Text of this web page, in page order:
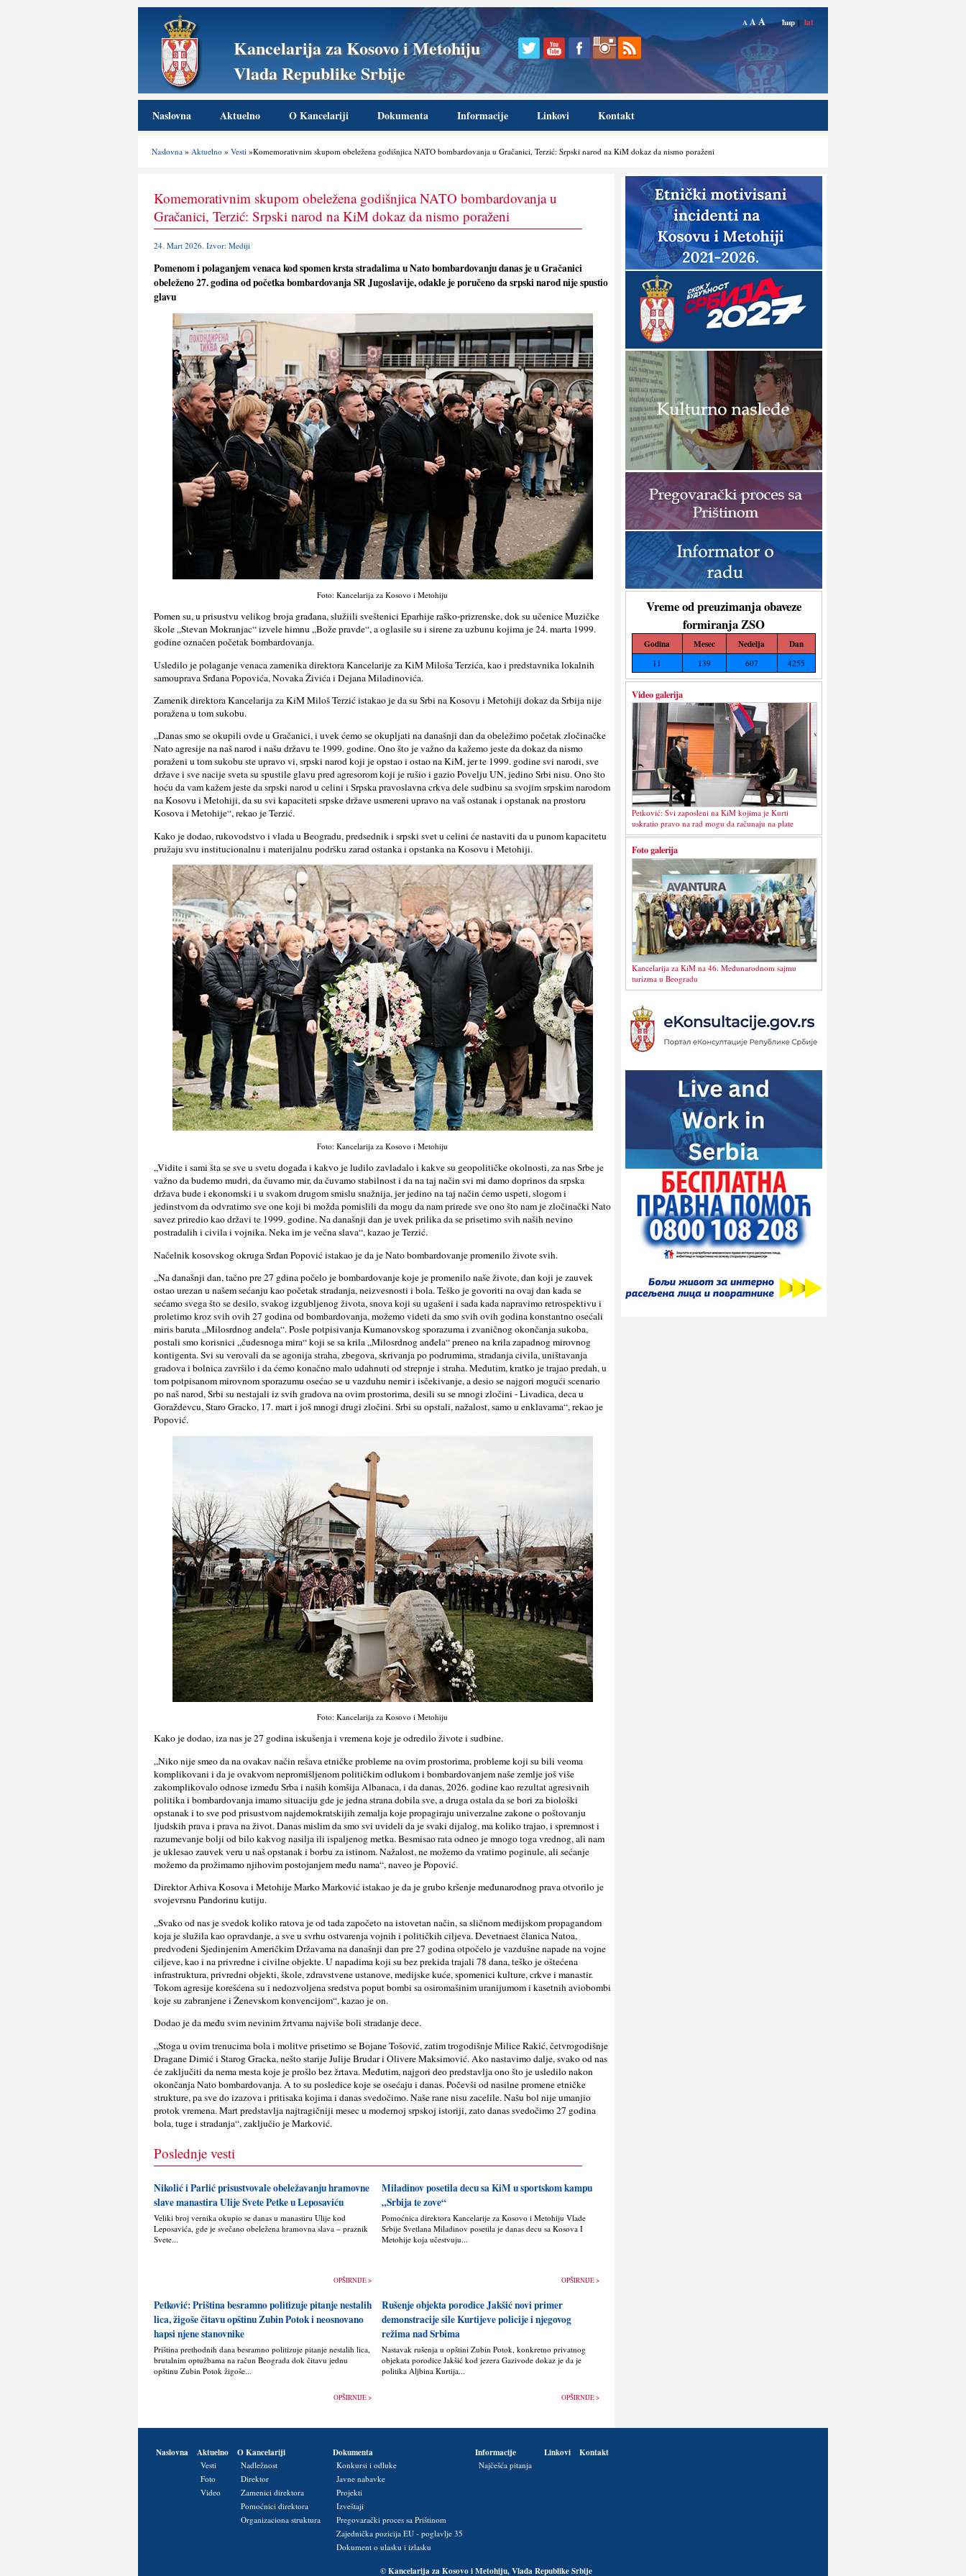
Kancelarija za Kosovo i Metohiju
Vlada Republike Srbije
A AA ћир | lat
Naslovna Aktuelno O Kancelariji Dokumenta Informacije Linkovi Kontakt
Naslovna »Aktuelno »Vesti »Komemorativnim skupom obeležena godišnjica NATO bombardovanja u Gračanici, Terzić: Srpski narod na KiM dokaz da nismo poraženi
Vreme od preuzimanja obaveze
formiranja ZSO
Godina Mesec Nedelja Dan
11 139 607 4255
Video galerija
Petković: Svi zaposleni na KiM kojima je Kurti
uskratio pravo na rad mogu da računaju na plate
Foto galerija
Kancelarija za KiM na 46. Međunarodnom sajmu
turizma u Beogradu
Komemorativnim skupom obeležena godišnjica NATO bombardovanja u
Gračanici, Terzić: Srpski narod na KiM dokaz da nismo poraženi
24. Mart 2026. Izvor: Mediji
Pomenom i polaganjem venaca kod spomen krsta stradalima u Nato bombardovanju danas je u Gračanici
obeleženo 27. godina od početka bombardovanja SR Jugoslavije, odakle je poručeno da srpski narod nije spustio
glavu
Foto: Kancelarija za Kosovo i Metohiju
Pomen su, u prisustvu velikog broja građana, služiili sveštenici Eparhije raško-prizrenske, dok su učenice Muzičke
škole „Stevan Mokranjac“ izvele himnu „Bože pravde“, a oglasile su i sirene za uzbunu kojima je 24. marta 1999.
godine označen početak bombardovanja.
Usledilo je polaganje venaca zamenika direktora Kancelarije za KiM Miloša Terzića, kao i predstavnika lokalnih
samouprava Srđana Popovića, Novaka Živića i Dejana Miladinovića.
Zamenik direktora Kancelarija za KiM Miloš Terzić istakao je da su Srbi na Kosovu i Metohiji dokaz da Srbija nije
poražena u tom sukobu.
„Danas smo se okupili ovde u Gračanici, i uvek ćemo se okupljati na današnji dan da obeležimo početak zločinačke
Nato agresije na naš narod i našu državu te 1999. godine. Ono što je važno da kažemo jeste da dokaz da nismo
poraženi u tom sukobu ste upravo vi, srpski narod koji je opstao i ostao na KiM, jer te 1999. godine svi narodi, sve
države i sve nacije sveta su spustile glavu pred agresorom koji je rušio i gazio Povelju UN, jedino Srbi nisu. Ono što
hoću da vam kažem jeste da srpski narod u celini i Srpska pravoslavna crkva dele sudbinu sa svojim srpskim narodom
na Kosovu i Metohiji, da su svi kapaciteti srpske države usmereni upravo na vaš ostanak i opstanak na prostoru
Kosova i Metohije“, rekao je Terzić.
Kako je dodao, rukovodstvo i vlada u Beogradu, predsednik i srpski svet u celini će nastaviti da u punom kapacitetu
pružaju svu institucionalnu i materijalnu podršku zarad ostanka i opstanka na Kosovu i Metohiji.
Foto: Kancelarija za Kosovo i Metohiju
„Vidite i sami šta se sve u svetu događa i kakvo je ludilo zavladalo i kakve su geopolitičke okolnosti, za nas Srbe je
važno da budemo mudri, da čuvamo mir, da čuvamo stabilnost i da na taj način svi mi damo doprinos da srpska
država bude i ekonomski i u svakom drugom smislu snažnija, jer jedino na taj način ćemo uspeti, slogom i
jedinstvom da odvratimo sve one koji bi možda pomislili da mogu da nam prirede sve ono što nam je zločinački Nato
savez priredio kao državi te 1999. godine. Na današnji dan je uvek prilika da se prisetimo svih naših nevino
postradalih i civila i vojnika. Neka im je večna slava“, kazao je Terzić.
Načelnik kosovskog okruga Srđan Popović istakao je da je Nato bombardovanje promenilo živote svih.
„Na današnji dan, tačno pre 27 gdina počelo je bombardovanje koje je promenilo naše živote, dan koji je zauvek
ostao urezan u našem sećanju kao početak stradanja, neizvesnosti i bola. Teško je govoriti na ovaj dan kada se
sećamo svega što se desilo, svakog izgubljenog života, snova koji su ugašeni i sada kada napravimo retrospektivu i
proletimo kroz svih ovih 27 godina od bombardovanja, možemo videti da smo svih ovih godina konstantno osećali
miris baruta „Milosrdnog anđela“. Posle potpisivanja Kumanovskog sporazuma i zvaničnog okončanja sukoba,
postali smo korisnici „čudesnoga mira“ koji se sa krila „Milosrdnog anđela“ preneo na krila zapadnog mirovnog
kontigenta. Svi su verovali da se agonija straha, zbegova, skrivanja po podrumima, stradanja civila, uništavanja
gradova i bolnica završilo i da ćemo konačno malo udahnuti od strepnje i straha. Međutim, kratko je trajao predah, u
tom potpisanom mirovnom sporazumu osećao se u vazduhu nemir i isčekivanje, a desio se najgori mogući scenario
po naš narod, Srbi su nestajali iz svih gradova na ovim prostorima, desili su se mnogi zločini - Livadica, deca u
Goraždevcu, Staro Gracko, 17. mart i još mnogi drugi zločini. Srbi su opstali, nažalost, samo u enklavama“, rekao je
Popović.
Foto: Kancelarija za Kosovo i Metohiju
Kako je dodao, iza nas je 27 godina iskušenja i vremena koje je odredilo živote i sudbine.
„Niko nije smeo da na ovakav način rešava etničke probleme na ovim prostorima, probleme koji su bili veoma
komplikovani i da je ovakvom nepromišljenom političkim odlukom i bombardovanjem naše zemlje još više
zakomplikovalo odnose između Srba i naših komšija Albanaca, i da danas, 2026. godine kao rezultat agresivnih
politika i bombardovanja imamo situaciju gde je jedna strana dobila sve, a druga ostala da se bori za biološki
opstanak i to sve pod prisustvom najdemokratskijih zemalja koje propagiraju univerzalne zakone o poštovanju
ljudskih prava i prava na život. Danas mislim da smo svi uvideli da je svaki dijalog, ma koliko trajao, i spremnost i
razumevanje bolji od bilo kakvog nasilja ili ispaljenog metka. Besmisao rata odneo je mnogo toga vrednog, ali nam
je uklesao zauvek veru u naš opstanak i borbu za istinom. Nažalost, ne možemo da vratimo poginule, ali sećanje
možemo da prožimamo njihovim postojanjem među nama“, naveo je Popović.
Direktor Arhiva Kosova i Metohije Marko Marković istakao je da je grubo kršenje međunarodnog prava otvorilo je
svojevrsnu Pandorinu kutiju.
„Svako od nas je svedok koliko ratova je od tada započeto na istovetan način, sa sličnom medijskom propagandom
koja je služila kao opravdanje, a sve u svrhu ostvarenja vojnih i političkih ciljeva. Devetnaest članica Natoa,
predvođeni Sjedinjenim Američkim Državama na današnji dan pre 27 godina otpočelo je vazdušne napade na vojne
ciljeve, kao i na privredne i civilne objekte. U napadima koji su bez prekida trajali 78 dana, teško je oštećena
infrastruktura, privredni objekti, škole, zdravstvene ustanove, medijske kuće, spomenici kulture, crkve i manastir.
Tokom agresije korešćena su i nedozvoljena sredstva poput bombi sa osiromašinim uranijumom i kasetnih aviobombi
koje su zabranjene i Ženevskom konvencijom“, kazao je on.
Dodao je da među svim nevinim žrtvama najviše boli stradanje dece.
„Stoga u ovim trenucima bola i molitve prisetimo se Bojane Tošović, zatim trogodišnje Milice Rakić, četvrogodišnje
Dragane Dimić i Starog Gracka, nešto starije Julije Brudar i Olivere Maksimović. Ako nastavimo dalje, svako od nas
će zaključiti da nema mesta koje je prošlo bez žrtava. Međutim, najgori deo predstavlja ono što je usledilo nakon
okončanja Nato bombardovanja. A to su posledice koje se osećaju i danas. Počevši od nasilne promene etničke
strukture, pa sve do izazova i pritisaka kojima i danas svedočimo. Naše rane nisu zacelile. Našu bol nije umanjio
protok vremena. Mart predstavlja najtragičniji mesec u modernoj srpskoj istoriji, zato danas svedočimo 27 godina
bola, tuge i stradanja“, zaključio je Marković.
Poslednje vesti
Nikolić i Parlić prisustvovale obeležavanju hramovne
slave manastira Ulije Svete Petke u Leposaviću
Veliki broj vernika okupio se danas u manastiru Ulije kod
Leposavića, gde je svečano obeležena hramovna slava – praznik
Svete...
OPŠIRNIJE >
Miladinov posetila decu sa KiM u sportskom kampu
„Srbija te zove“
Pomoćnica direktora Kancelarije za Kosovo i Metohiju Vlade
Srbije Svetlana Miladinov posetila je danas decu sa Kosova I
Metohije koja učestvuju...
OPŠIRNIJE >
Petković: Priština besramno politizuje pitanje nestalih
lica, žigoše čitavu opštinu Zubin Potok i neosnovano
hapsi njene stanovnike
Priština prethodnih dana besramno politizuje pitanje nestalih lica,
brutalnim optužbama na račun Beograda dok čitavu jednu
opštinu Zubin Potok žigoše...
OPŠIRNIJE >
Rušenje objekta porodice Jakšić novi primer
demonstracije sile Kurtijeve policije i njegovog
režima nad Srbima
Nastavak rušenja u opštini Zubin Potok, konkretno privatnog
objekata porodice Jakšić kod jezera Gazivode dokaz je da je
politika Alјbina Kurtija...
OPŠIRNIJE >
Naslovna Aktuelno
Vesti
Foto
Video
O Kancelariji
Nadležnost
Direktor
Zamenici direktora
Pomoćnici direktora
Organizaciona struktura
Dokumenta
Konkursi i odluke
Javne nabavke
Projekti
Izveštaji
Pregovarački proces sa Prištinom
Zajednička pozicija EU - poglavlje 35
Dokument o ulasku i izlasku
Informacije
Najčešća pitanja
Linkovi Kontakt
© Kancelarija za Kosovo i Metohiju, Vlada Republike Srbije